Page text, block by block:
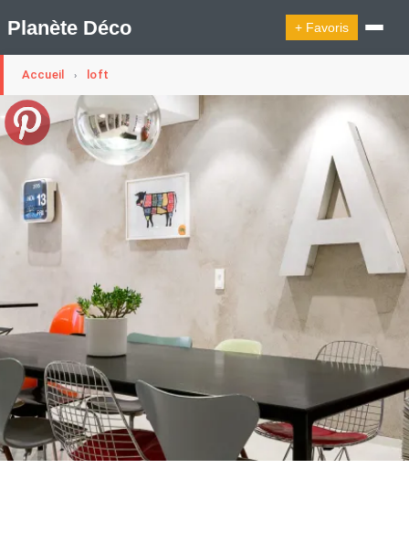
Planète Déco + Favoris
🛍︎ Shop Planète Déco
Appartement Design Cabanes
Design Suédois En Quelques Photos
Idées Déco En 10 Photos
Maison En Ville
Méli-Mélo Suédois
Publi Reportage
Interieurs Scandinaves
La Décoration Selon Votre Signe Astrologique
Les Trouvailles Déco Du Jour
Maison Appartement Écologique
Maison Container/container House
Maison Et Appartement Vintage
On Décode La Déco
Petite Surface
Piscine Question De Style
Renovation
Revue De Week End
Accueil › loft